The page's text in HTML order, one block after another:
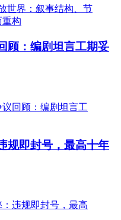
顾：编剧坦言工期妥
规即封号，最高十年